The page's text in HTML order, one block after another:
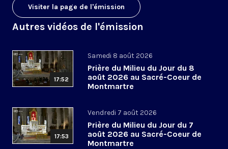
Visiter la page de l'émission
Autres vidéos de l'émission
17:52
Samedi 8 août 2026
Prière du Milieu du Jour du 8
août 2026 au Sacré-Coeur de
Montmartre
17:53
Vendredi 7 août 2026
Prière du Milieu du Jour du 7
août 2026 au Sacré-Coeur de
Montmartre